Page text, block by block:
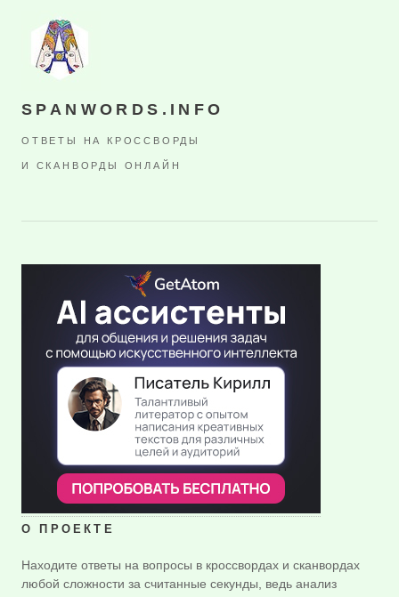
SPANWORDS.INFO
ОТВЕТЫ НА КРОССВОРДЫ
И СКАНВОРДЫ ОНЛАЙН
О ПРОЕКТЕ
Находите ответы на вопросы в кроссвордах и сканвордах
любой сложности за считанные секунды, ведь анализ